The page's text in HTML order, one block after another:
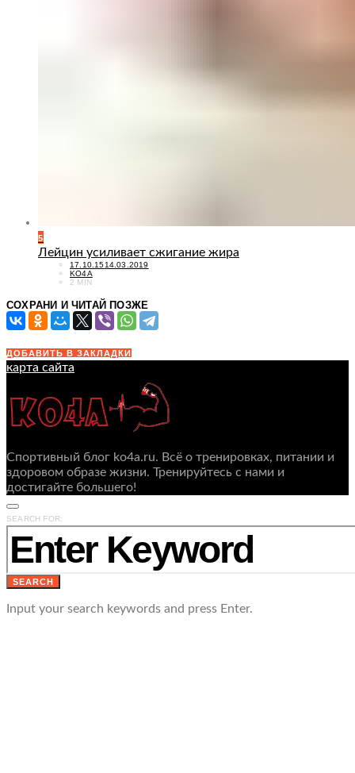
5
Лейцин усиливает сжигание жира
POSTED
ON
17.10.1514.03.2019
KO4A
2 MIN
СОХРАНИ И ЧИТАЙ ПОЗЖЕ
ДОБАВИТЬ В ЗАКЛАДКИ
карта сайта
Спортивный блог ko4a.ru. Всё о тренировках, питании и
здоровом образе жизни. Тренируйтесь с нами и
достигайте большего!
SEARCH FOR:
SEARCH
Input your search keywords and press Enter.